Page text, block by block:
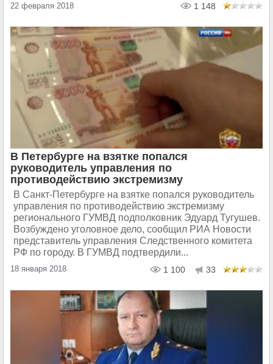
22 февраля 2018 1 148
В Петербурге на взятке попался
руководитель управления по
противодействию экстремизму
В Санкт-Петербурге на взятке попался руководитель
управления по противодействию экстремизму
регионального ГУМВД подполковник Эдуард Тугушев.
Возбуждено уголовное дело, сообщил РИА Новости
представитель управления Следственного комитета
РФ по городу. В ГУМВД подтвердили...
18 января 2018 1 100 33